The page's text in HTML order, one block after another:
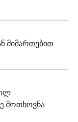
მიმართებით
მოთხოვნა